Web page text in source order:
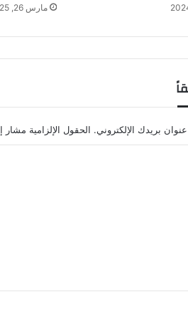
مارس 26, 2025
بريدك الإلكتروني. الحقول الإلزامية مشار